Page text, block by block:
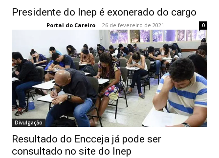
Presidente do Inep é exonerado do cargo
Portal do Careiro - 26 de fevereiro de 2021 0
Divulgação
Resultado do Encceja já pode ser
consultado no site do Inep